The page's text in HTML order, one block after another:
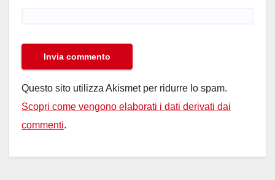
Questo sito utilizza Akismet per ridurre lo spam.
Scopri come vengono elaborati i dati derivati dai
commenti.